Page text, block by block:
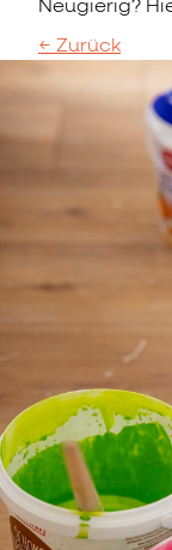
Neugierig?
← Zurück